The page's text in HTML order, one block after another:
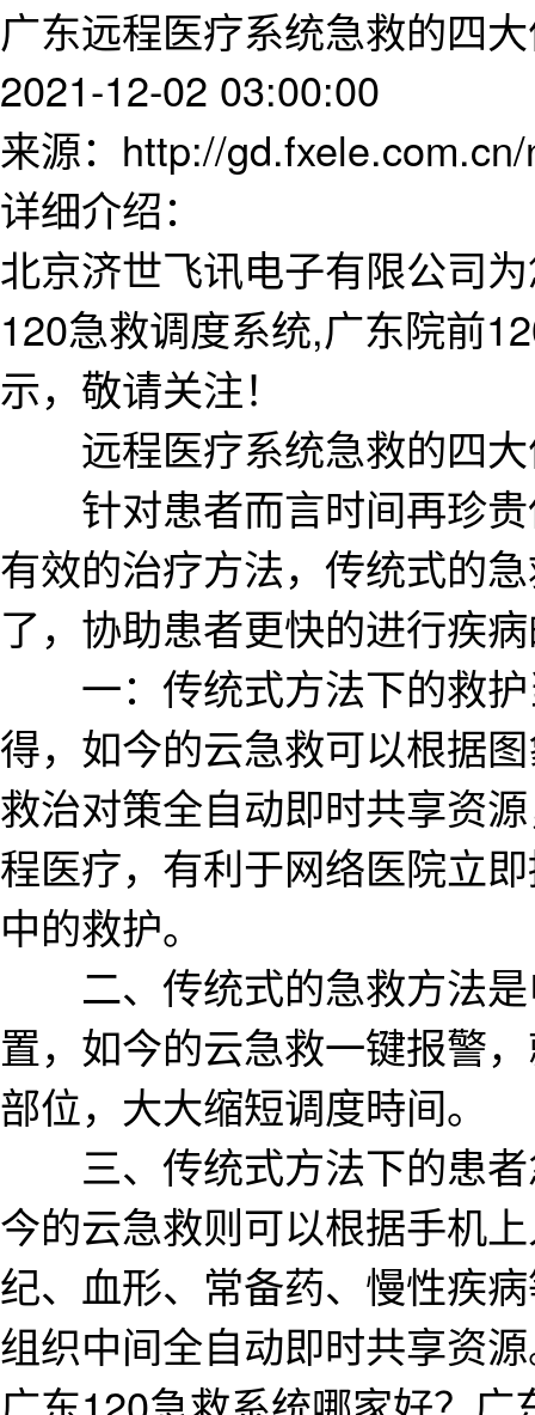
广东远程医疗系统急救的四
2021-12-02 03:00:00
来源：http://
详细介绍：
北京济世飞讯电子有限公司
120急救调度系统,广东院前
示，敬请关注！
远程医疗系统急救的四大
针对患者而言时间再珍贵
有效的治疗方法，传统式的
了，协助患者更快的进行疾
一：传统式方法下的救护
得，如今的云急救可以根据
救治对策全自动即时共享资
程医疗，有利于网络医院立
中的救护。
二、传统式的急救方法是
置，如今的云急救一键报警
部位，大大缩短调度時间。
三、传统式方法下的患者
今的云急救则可以根据手机
纪、血形、常备药、慢性疾
组织中间全自动即时共享资